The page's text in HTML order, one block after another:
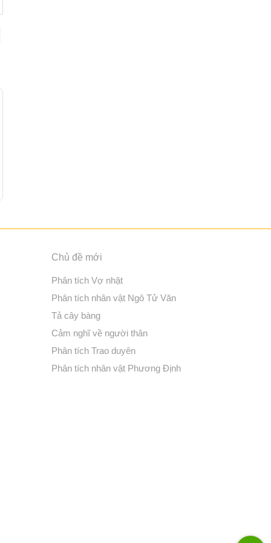
Chủ đề mới
Phân tích Vợ nhặt
Phân tích nhân vật Ngô Tử Văn
Tả cây bàng
Cảm nghĩ về người thân
Phân tích Trao duyên
Phân tích nhân vật Phương Định